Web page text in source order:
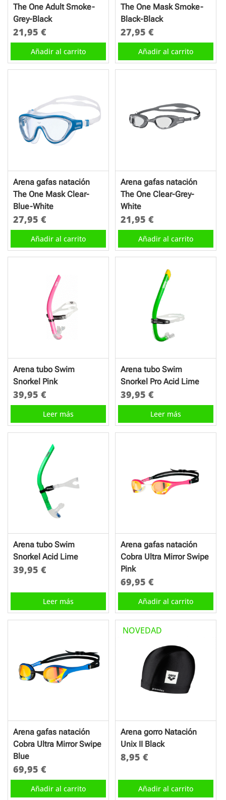
The One Adult Smoke-
Grey-Black
21,95 €
Añadir al carrito
The One Mask Smoke-
Black-Black
27,95€
Añadir al carrito
Arena gafas natación
The One Mask Clear-
Blue-White
27,95 €
Añadir al carrito
Arena gafas natación
The One Clear-Grey-
White
21,95€
Añadir al carrito
Arena tubo Swim
Snorkel Pink
39,95 €
Leer más
Arena tubo Swim
Snorkel Pro Acid Lime
39,95€
Leer más
Arena tubo Swim
Snorkel Acid Lime
39,95 €
Leer más
Arena gafas natación
Cobra Ultra Mirror Swipe
Pink
69,95€
Añadir al carrito
Arena gafas natación
Cobra Ultra Mirror Swipe
Blue
69,95 €
Añadir al carrito
NOVEDAD
Arena gorro Natación
Unix II Black
8,95€
Añadir al carrito